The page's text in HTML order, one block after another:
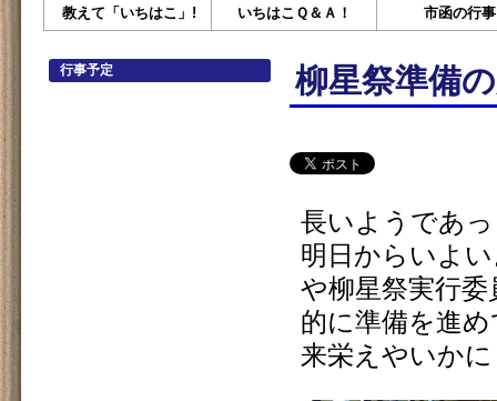
教えて「いちはこ」! いちはこＱ＆Ａ！ 市函の行事
柳星祭準備
長いようであ
明日からいよ
や柳星祭実行
的に準備を進
来栄えやいか
行事予定